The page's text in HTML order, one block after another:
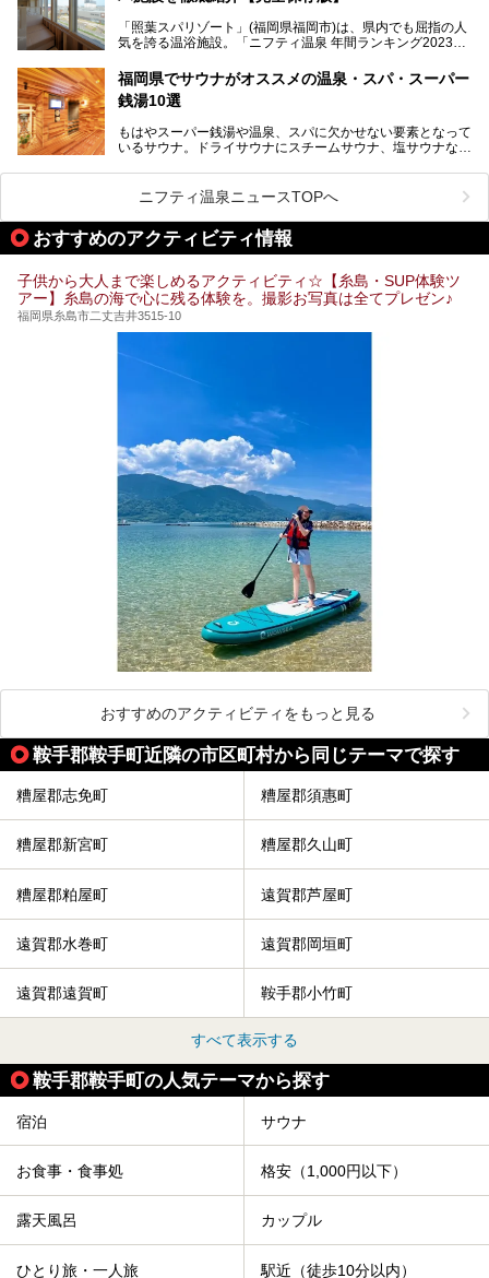
ーム・併設するレストランを体験し、それらの全貌を徹底紹
介します！
「照葉スパリゾート」(福岡県福岡市)は、県内でも屈指の人
気を誇る温浴施設。「ニフティ温泉 年間ランキング2023」
常連客で賑わっています。
そこで今回は、ニフティ温泉ライターである筆者が現地体
ューズメント・宿泊施設・グルメ・その他施設まで、多彩な
る全貌と魅力を徹底紹介します！
福岡県でサウナがオススメの温泉・スパ・スーパー
銭湯10選
もはやスーパー銭湯や温泉、スパに欠かせない要素となって
いるサウナ。ドライサウナにスチームサウナ、塩サウナな
ペース、ロウリュウなど、心ゆくまで楽しむためのサービス
が充実した施設も多くみられます。
今回はそんなサウナにこだわった、福岡県内のオススメ温
泉・銭湯・スパを10件紹介したいと思います！
ニフティ温泉ニュースTOPへ
おすすめのアクティビティ情報
子供から大人まで楽しめるアクティビティ☆【糸島・SUP体験ツ
アー】糸島の海で心に残る体験を。撮影お写真は全てプレゼン♪
福岡県糸島市二丈吉井3515-10
おすすめのアクティビティをもっと見る
鞍手郡鞍手町近隣の市区町村から同じテーマで探す
糟屋郡志免町 糟屋郡須惠町
糟屋郡新宮町 糟屋郡久山町
糟屋郡粕屋町 遠賀郡芦屋町
遠賀郡水巻町 遠賀郡岡垣町
遠賀郡遠賀町 鞍手郡小竹町
すべて表示する
鞍手郡鞍手町の人気テーマから探す
宿泊 サウナ
お食事・食事処 格安（1,000円以下）
露天風呂 カップル
ひとり旅・一人旅 駅近（徒歩10分以内）